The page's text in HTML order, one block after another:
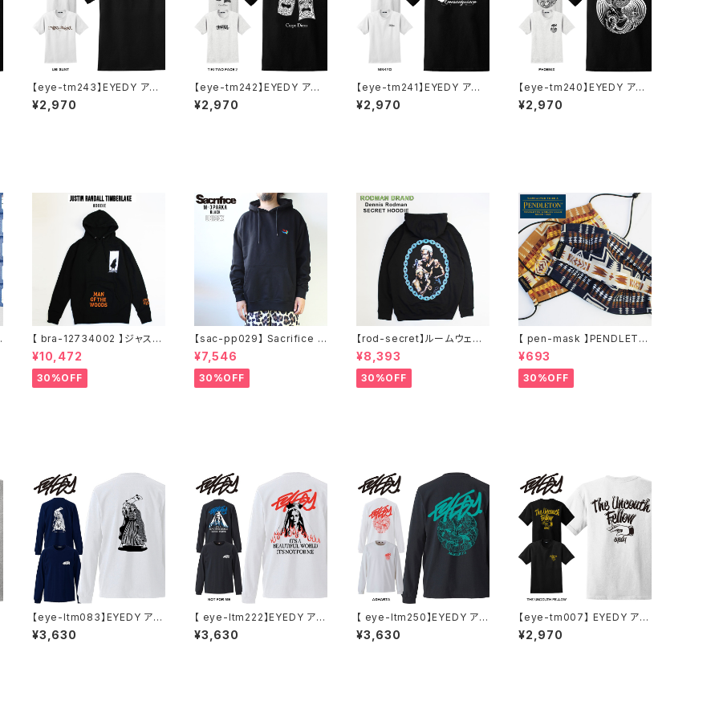
【eye-tm243】EYEDY アイ
ディー UBITTER ショートス
リーブTシャツ 大きいサイズ
¥2,970
【eye-tm242】EYEDY アイ
ディー TIKI TWO FACE 2 シ
ョートスリーブTシャツ 大きい
¥2,970
【eye-tm241】EYEDY アイ
ディー AGAIN ショートスリー
ブTシャツ 大きいサイズ WH
¥2,970
【eye-tm240】EYEDY アイ
ディー PHOENIX ショートス
リーブTシャツ 大きいサイズ
¥2,970
【 bra-12734002 】ジャステ
ィンティンバーレイク Justin
Randall Timberlake MAN
OF THE WOODS パーカー
フーディー アーティスト スウ
¥10,472
30%OFF
【sac-pp029】 Sacrifice サ
クリファイス 大きいサイズ メ
ンズ ユニセックス スウェット
パーカー 窓グラフィック 長袖
M L XL XXL 2L 大きめ 長袖
¥7,546
30%OFF
【rod-secret】ルームウェア
フーディー アーティスト バン
ド アウトドア RODMAN BRA
ND ロッドマンブランド Denn
is Rodman RODAMAN SE
¥8,393
30%OFF
【 pen-mask 】PENDLETO
N ペンドルトン ファッション
マスク アウトドア フリーサイ
ズ アウトドア 通勤 通学 通気
性 マスク 乾燥しない 蒸れな
¥693
30%OFF
【eye-ltm083】EYEDY アイ
ディー 大きいサイズ メンズ ロ
ングtシャツ ロンt SK8MARI
¥3,630
【 eye-ltm222】EYEDY アイ
ディー 大きいサイズ メンズ ロ
ングTシャツ NOT FOR ME
¥3,630
【 eye-ltm250】EYEDY アイ
ディー 大きいサイズ メンズ ロ
ングTシャツ AGHARTA ロン
¥3,630
【eye-tm007】 EYEDY アイ
ディー 大きいサイズ メンズ T
シャツ 半袖 Tシャツ XL XXL
¥2,970